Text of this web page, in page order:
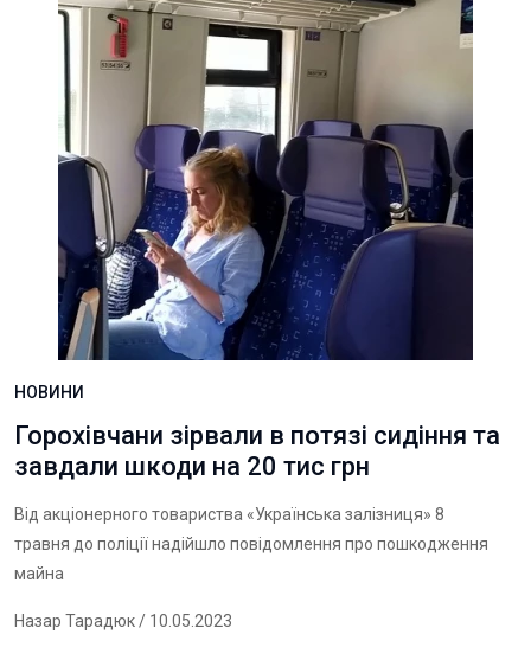
НОВИНИ
Горохівчани зірвали в потязі сидіння та
завдали шкоди на 20 тис грн
Від акціонерного товариства «Українська залізниця» 8
травня до поліції надійшло повідомлення про пошкодження
майна
Назар Тарадюк/ 10.05.2023